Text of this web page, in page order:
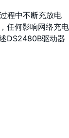
程中不断充放电
任何影响网络充电
DS2480B驱动器